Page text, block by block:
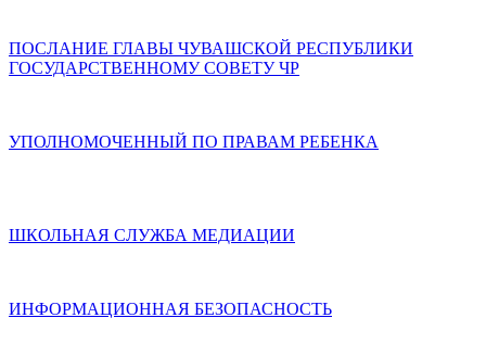
ПОСЛАНИЕ ГЛАВЫ ЧУВАШСКОЙ РЕСПУБЛИКИ
ГОСУДАРСТВЕННОМУ СОВЕТУ ЧР
УПОЛНОМОЧЕННЫЙ ПО ПРАВАМ РЕБЕНКА
ШКОЛЬНАЯ СЛУЖБА МЕДИАЦИИ
ИНФОРМАЦИОННАЯ БЕЗОПАСНОСТЬ